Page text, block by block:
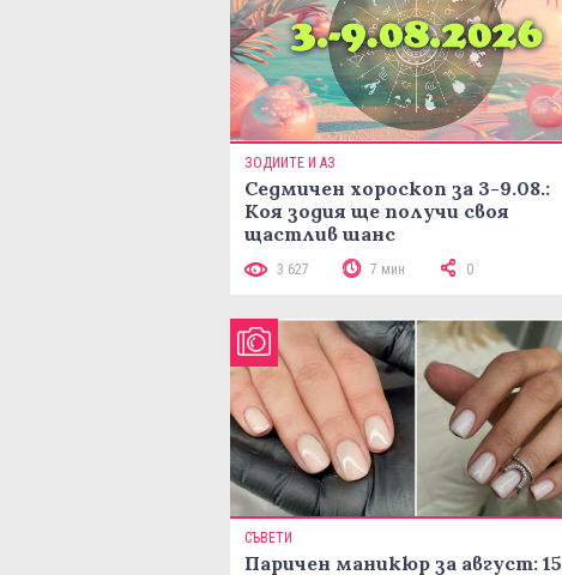
ЗОДИИТЕ И АЗ
Седмичен хороскоп за 3-9.08.:
Коя зодия ще получи своя
щастлив шанс
3 627 7 мин 0
СЪВЕТИ
Паричен маникюр за август: 15